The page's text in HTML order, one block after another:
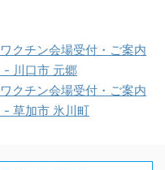
クチン会場受付・ご案内
- 川口市 元郷
クチン会場受付・ご案内
- 草加市 氷川町